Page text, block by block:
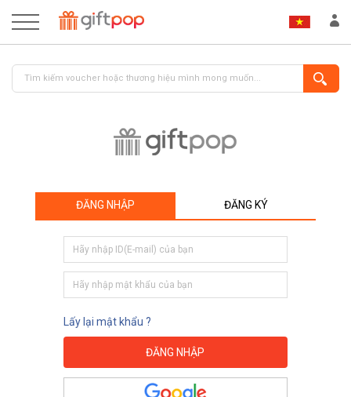
ĐĂNG NHẬP ĐĂNG KÝ
Lấy lại mật khẩu ?